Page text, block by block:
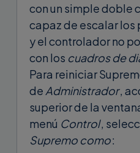
con un simple doble
capaz de escalar
y el controlador no
con los cuadros de
Para reiniciar
de Administrador,
superior de la
menú Control,
Supremo como: